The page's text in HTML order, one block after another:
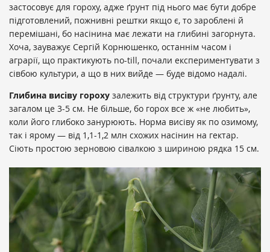
застосовує для гороху, адже ґрунт під нього має бути добре
підготовлений, пожнивні рештки якщо є, то зароблені й
перемішані, бо насінина має лежати на глибині загорнута.
Хоча, зауважує Сергій Корнюшенко, останнім часом і
аграрії, що практикують no-till, почали експериментувати з
сівбою культури, а що в них вийде — буде відомо надалі.
Глибина висіву гороху залежить від структури ґрунту, але
загалом це 3-5 см. Не більше, бо горох все ж «не любить»,
коли його глибоко занурюють. Норма висіву як по озимому,
так і ярому — від 1,1-1,2 млн схожих насінин на гектар.
Сіють простою зерновою сівалкою з шириною рядка 15 см.